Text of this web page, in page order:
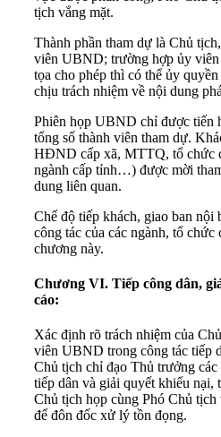
tịch vắng mặt.
Thành phần tham dự là Chủ
viên UBND; trường hợp ủy viên
tọa cho phép thì có thể ủy
chịu trách nhiệm về nội dung
Phiên họp UBND chỉ được tiến
tổng số thành viên tham dự.
HĐND cấp xã, MTTQ, tổ chức
ngành cấp tỉnh…) được mời
dung liên quan.
Chế độ tiếp khách, giao ban nội
công tác của các ngành, tổ
chương này.
Chương VI. Tiếp công dân,
cáo:
Xác định rõ trách nhiệm của
viên UBND trong công tác tiếp
Chủ tịch chỉ đạo Thủ trưởng
tiếp dân và giải quyết khiếu nại,
Chủ tịch họp cùng Phó Chủ tịch
để đôn đốc xử lý tồn đọng.